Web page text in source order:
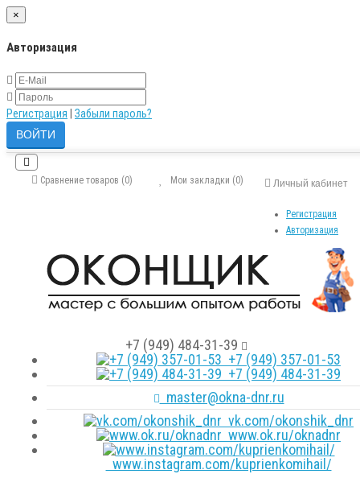
×
Авторизация
Регистрация Забыли пароль?
Личный кабинет
Регистрация
Авторизация
Мои закладки (0)
Сравнение товаров (0)
+7 (949) 484-31-39
+7 (949) 357-01-53
+7 (949) 484-31-39
master@okna-dnr.ru
vk.com/okonshik_dnr
www.ok.ru/oknadnr
www.instagram.com/kuprienkomihail/